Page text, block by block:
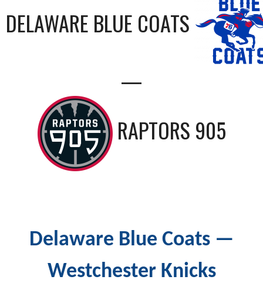
DELAWARE BLUE COATS
—
RAPTORS 905
Delaware Blue Coats —
Westchester Knicks